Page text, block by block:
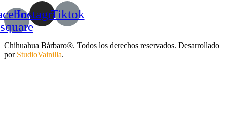
square
InstagramTiktok
Chihuahua Bárbaro®. Todos los derechos reservados. Desarrollado
por StudioVainilla.